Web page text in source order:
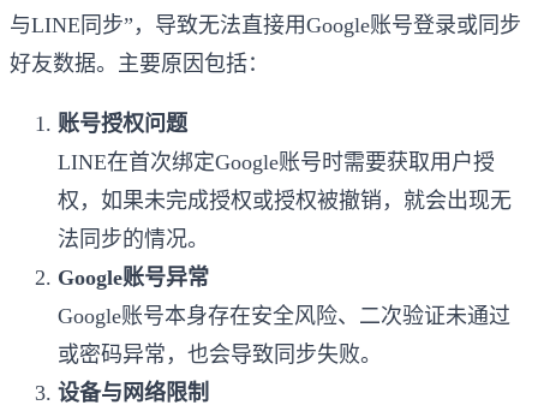
与LINE同步”，导致无法直接用Google账号登录或同步
好友数据。主要原因包括：
账号授权问题
LINE在首次绑定Google账号时需要获取用户授
权，如果未完成授权或授权被撤销，就会出现无
法同步的情况。
Google账号异常
Google账号本身存在安全风险、二次验证未通过
或密码异常，也会导致同步失败。
设备与网络限制